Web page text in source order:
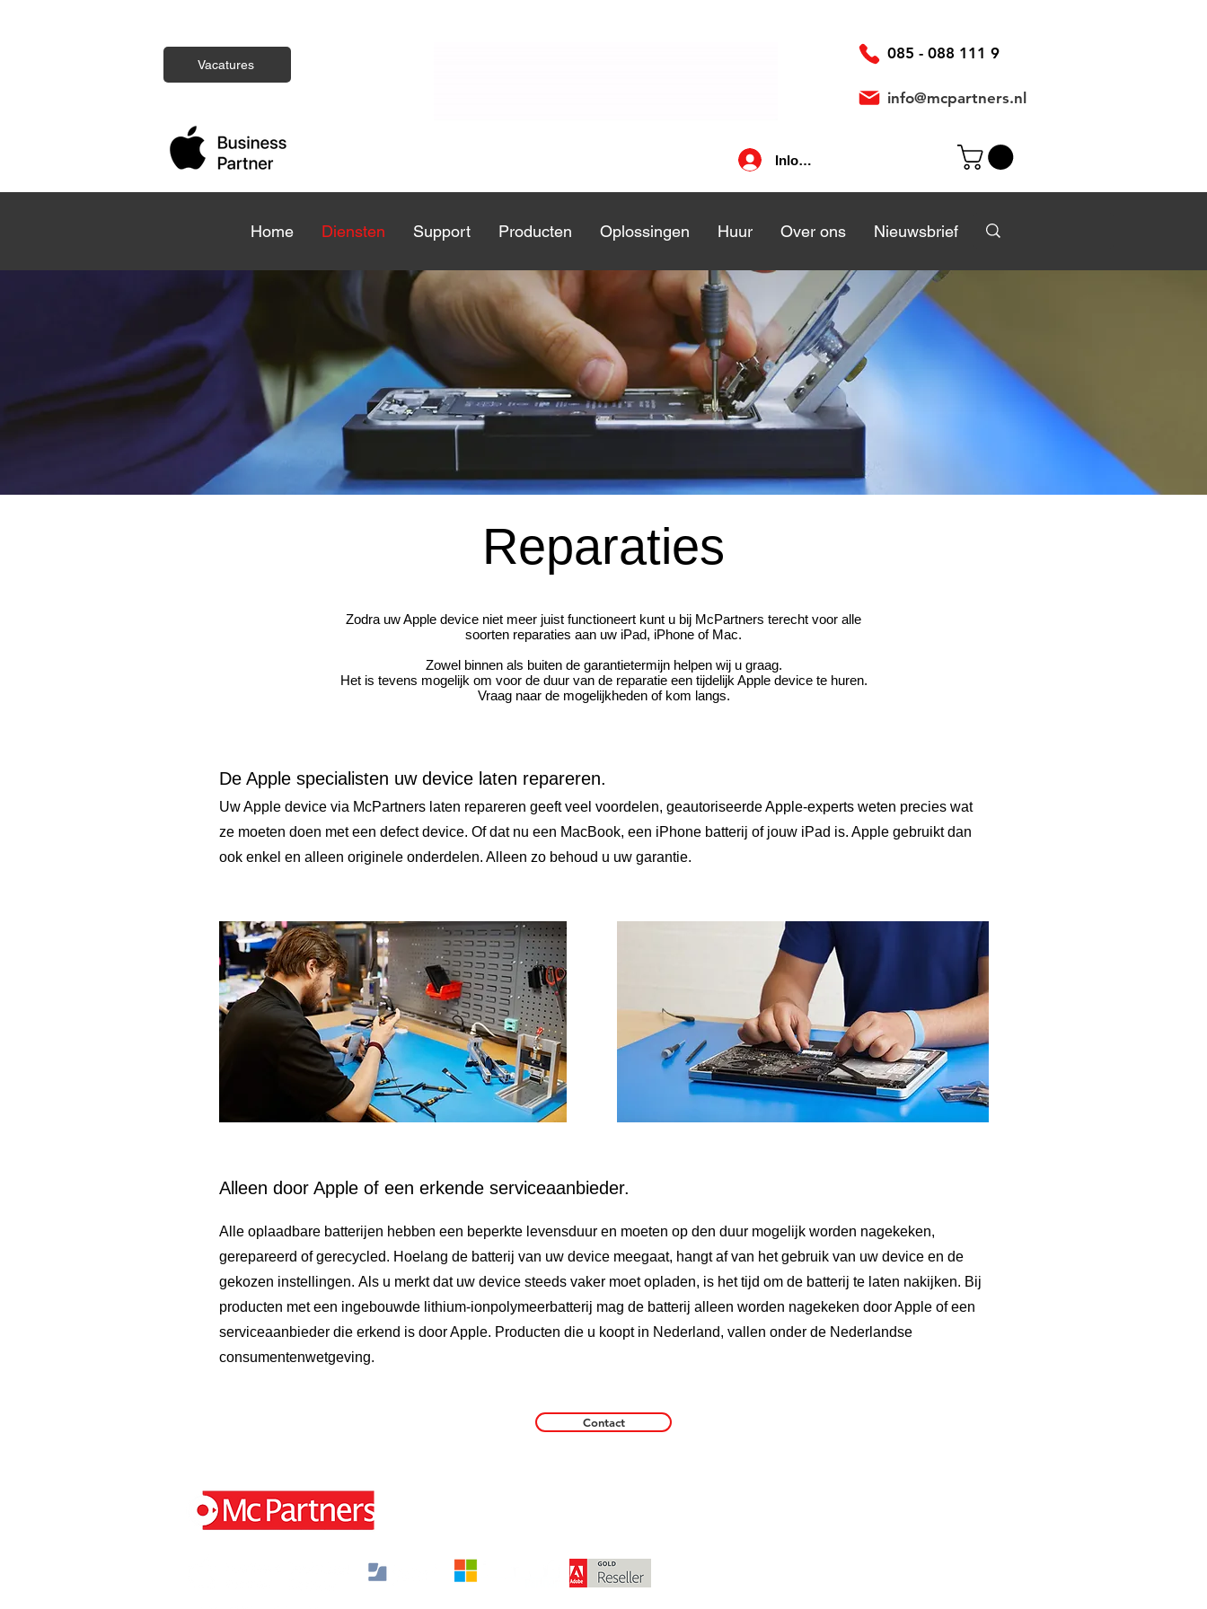
Vacatures
Inloggen
085 - 088 111 9
info@mcpartners.nl
Home Diensten Support Producten Oplossingen Huur Over ons
Home Diensten Support Producten Oplossingen Huur Over ons Nieuwsbrief
Reparaties
Zodra uw Apple device niet meer juist functioneert kunt u bij McPartners terecht voor alle
soorten reparaties aan uw iPad, iPhone of Mac.
Zowel binnen als buiten de garantietermijn helpen wij u graag.
Het is tevens mogelijk om voor de duur van de reparatie een tijdelijk Apple device te huren.
Vraag naar de mogelijkheden of kom langs.
De Apple specialisten uw device laten repareren.
Uw Apple device via McPartners laten repareren geeft veel voordelen, geautoriseerde Apple-experts weten precies wat
ze moeten doen met een defect device. Of dat nu een MacBook, een iPhone batterij of jouw iPad is. Apple gebruikt dan
ook enkel en alleen originele onderdelen. Alleen zo behoud u uw garantie.
Alleen door Apple of een erkende serviceaanbieder.
Alle oplaadbare batterijen hebben een beperkte levensduur en moeten op den duur mogelijk worden nagekeken,
gerepareerd of gerecycled. Hoelang de batterij van uw device meegaat, hangt af van het gebruik van uw device en de
gekozen instellingen. Als u merkt dat uw device steeds vaker moet opladen, is het tijd om de batterij te laten nakijken. Bij
producten met een ingebouwde lithium‑ion­polymeer­batterij mag de batterij alleen worden nagekeken door Apple of een
serviceaanbieder die erkend is door Apple. Producten die u koopt in Nederland, vallen onder de Nederlandse
consumentenwetgeving.
Contact